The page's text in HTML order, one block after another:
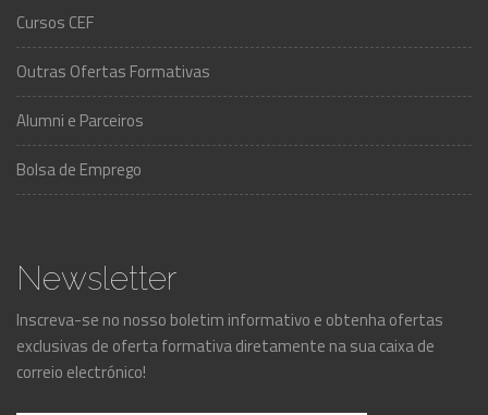
Cursos CEF
Outras Ofertas Formativas
Alumni e Parceiros
Bolsa de Emprego
Newsletter
Inscreva-se no nosso boletim informativo e obtenha ofertas
exclusivas de oferta formativa diretamente na sua caixa de
correio electrónico!